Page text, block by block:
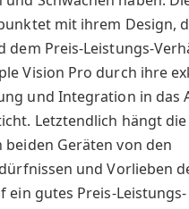
mit ihrem Design,
dem Preis-Leistungs-
Vision Pro durch ihre
und Integration in das
Letztendlich hängt die
beiden Geräten von den
und Vorlieben
ein gutes Preis-Leistungs-